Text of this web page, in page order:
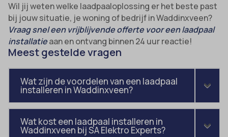
Wil jij weten welke laadpaaloplossing er het beste past
bij jouw situatie, je woning of bedrijf in Waddinxveen?
Vraag snel een vrijblijvende offerte voor een laadpaal
installatieaan en ontvang binnen 24 uur reactie!
Meest gestelde vragen
Wat zijn de voordelen van een laadpaal
installeren in Waddinxveen?
Wat kost een laadpaal installeren in
Waddinxveen bij SA Elektro Experts?